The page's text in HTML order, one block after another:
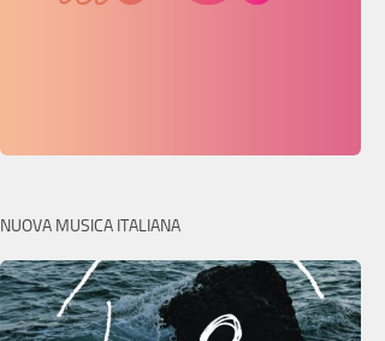
NUOVA MUSICA ITALIANA